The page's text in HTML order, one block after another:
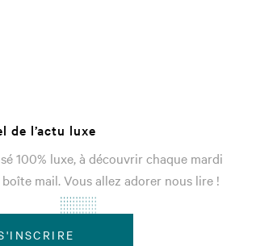
de l’actu luxe
100% luxe, à découvrir chaque mardi
mail. Vous allez adorer nous lire !